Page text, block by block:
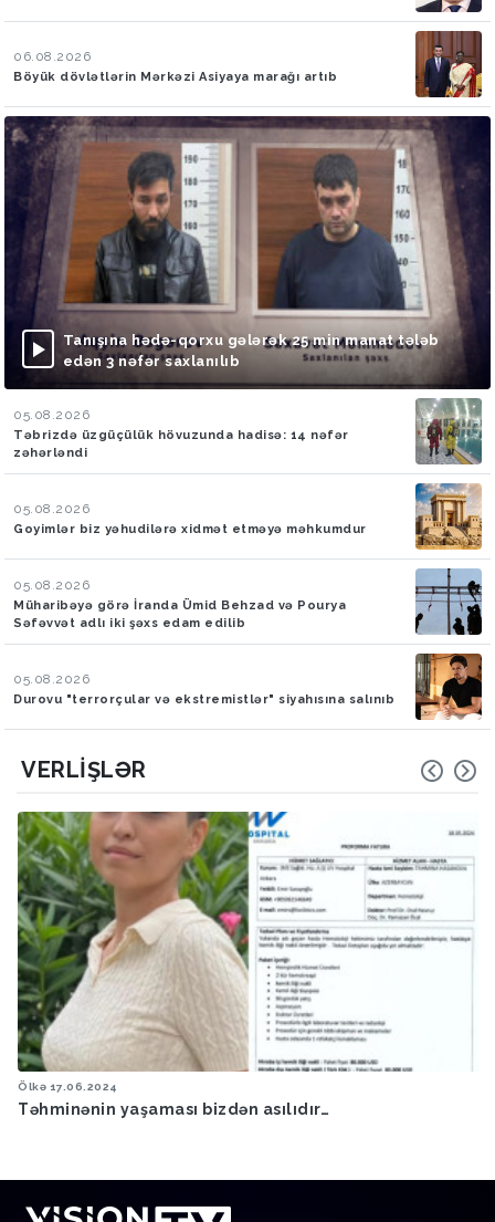
06.08.2026
Böyük dövlətlərin Mərkəzi Asiyaya marağı artıb
Tanışına hədə-qorxu gələrək 25 min manat tələb
edən 3 nəfər saxlanılıb
05.08.2026
Təbrizdə üzgüçülük hövuzunda hadisə: 14 nəfər
zəhərləndi
05.08.2026
Goyimlər biz yəhudilərə xidmət etməyə məhkumdur
05.08.2026
Müharibəyə görə İranda Ümid Behzad və Pourya
Səfəvvət adlı iki şəxs edam edilib
05.08.2026
Durovu "terrorçular və ekstremistlər" siyahısına salınıb
VERLIŞLƏR
Ölkə 17.06.2024
Təhminənin yaşaması bizdən asılıdır…